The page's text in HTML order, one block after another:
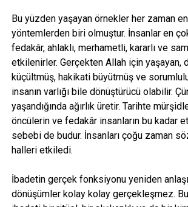
Bu yüzden yaşayan örnekler her zaman
yöntemlerden biri olmuştur. İnsanlar en
fedakâr, ahlaklı, merhametli, kararlı ve
etkilenirler. Gerçekten Allah için yaşayan,
küçültmüş, hakikati büyütmüş ve
insanın varlığı bile dönüştürücü olabilir.
yaşandığında ağırlık üretir. Tarihte
öncülerin ve fedakâr insanların bu kadar
sebebi de budur. İnsanları çoğu zaman
halleri etkiledi.
İbadetin gerçek fonksiyonu yeniden
dönüşümler kolay kolay gerçekleşmez.